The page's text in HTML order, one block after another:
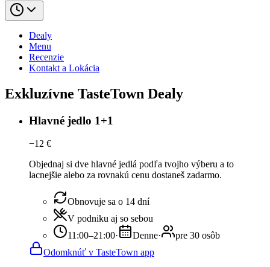
Dealy
Menu
Recenzie
Kontakt a Lokácia
Exkluzívne TasteTown Dealy
Hlavné jedlo 1+1
−12 €
Objednaj si dve hlavné jedlá podľa tvojho výberu a to
lacnejšie alebo za rovnakú cenu dostaneš zadarmo.
Obnovuje sa o 14 dní
V podniku aj so sebou
11:00–21:00· Denne·
pre 30 osôb
Odomknúť v TasteTown app